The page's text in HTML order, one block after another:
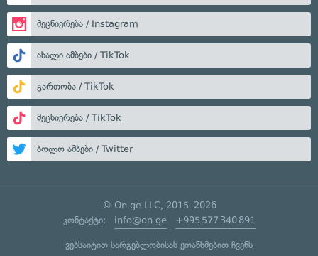
მეცნიერება / Instagram
ახალი ამბები / TikTok
გართობა / TikTok
მეცნიერება / TikTok
ბოლო ამბები / Twitter
© On.ge LLC, 2015–2026
კონტაქტი: info@on.ge +995 577 340 891
ვებსაიტით სარგებლობისას ეთანხმებით ჩვენს